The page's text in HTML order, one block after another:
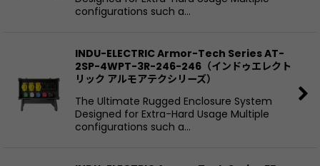
configurations such a…
INDU-ELECTRIC Armor-Tech Series AT-
2SP-4WPT-3R-246-246（インドゥエレクト
リック アルモアテクシリーズ）
The Ultimate Rugged Enclosure System
Designed for Extra-Hard Usage Multiple
configurations such a…